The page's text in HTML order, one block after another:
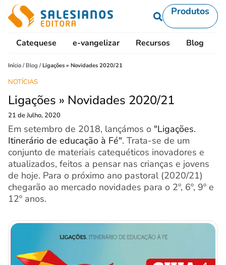
Produtos
Catequese e-vangelizar Recursos Blog
Início / Blog /Ligações » Novidades 2020/21
NOTÍCIAS
Ligações » Novidades 2020/21
21 de Julho, 2020
Em setembro de 2018, lançámos o "Ligações.
Itinerário de educação à Fé". Trata-se de um
conjunto de materiais catequéticos inovadores e
atualizados, feitos a pensar nas crianças e jovens
de hoje. Para o próximo ano pastoral (2020/21)
chegarão ao mercado novidades para o 2º, 6º, 9º e
12º anos.